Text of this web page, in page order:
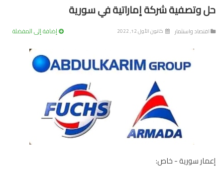
وتصفية شركة إماراتية في سورية
واستثمار كانون الأول 12, 2022 إضافة إلى المفضلة
سورية - خاص: